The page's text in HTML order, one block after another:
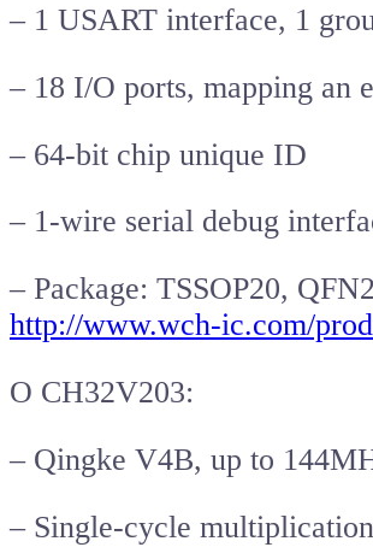
– 1 USART interface, 1
– 18 I/O ports, mapping an
– 64-bit chip unique ID
– 1-wire serial debug
– Package: TSSOP20,
http://www.wch-ic.com/
O CH32V203:
– Qingke V4B, up to
– Single-cycle